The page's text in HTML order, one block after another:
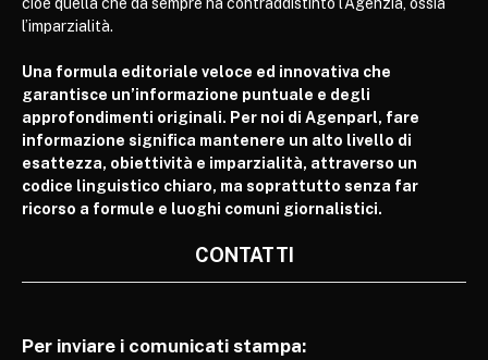
l’imparzialità.
Una formula editoriale veloce ed innovativa che
garantisce un’informazione puntuale e degli
approfondimenti originali. Per noi di Agenparl, fare
informazione significa mantenere un alto livello di
esattezza, obiettività e imparzialità, attraverso un
codice linguistico chiaro, ma soprattutto senza far
ricorso a formule e luoghi comuni giornalistici.
CONTATTI
Per inviare i comunicati stampa: